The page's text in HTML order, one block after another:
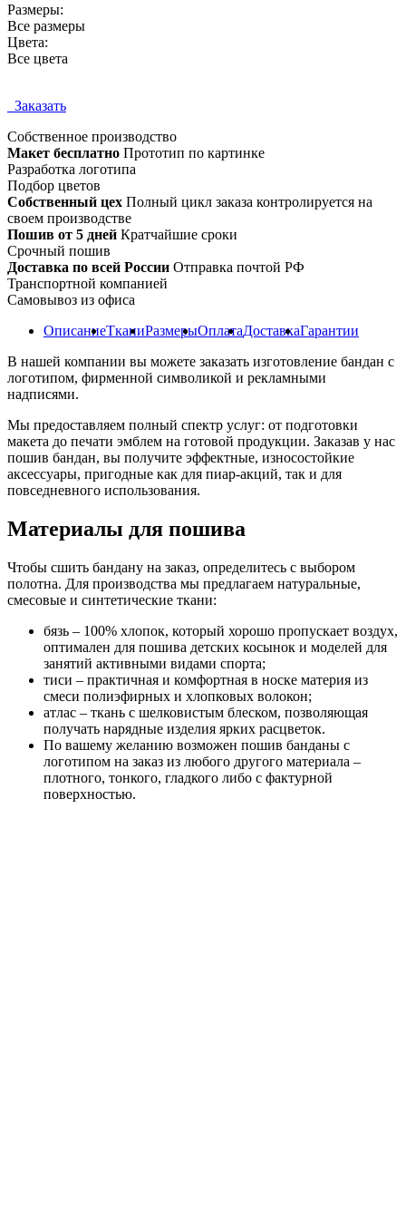
Размеры:
Все размеры
Цвета:
Все цвета
Заказать
Собственное производство
Макет бесплатно Прототип по картинке
Разработка логотипа
Подбор цветов
Собственный цех Полный цикл заказа контролируется на
своем производстве
Пошив от 5 дней Кратчайшие сроки
Срочный пошив
Доставка по всей России Отправка почтой РФ
Транспортной компанией
Самовывоз из офиса
ОписаниеТканиРазмерыОплатаДоставкаГарантии
В нашей компании вы можете заказать изготовление бандан с
логотипом, фирменной символикой и рекламными
надписями.
Мы предоставляем полный спектр услуг: от подготовки
макета до печати эмблем на готовой продукции. Заказав у нас
пошив бандан, вы получите эффектные, износостойкие
аксессуары, пригодные как для пиар-акций, так и для
повседневного использования.
Материалы для пошива
Чтобы сшить бандану на заказ, определитесь с выбором
полотна. Для производства мы предлагаем натуральные,
смесовые и синтетические ткани:
бязь – 100% хлопок, который хорошо пропускает воздух,
оптимален для пошива детских косынок и моделей для
занятий активными видами спорта;
тиси – практичная и комфортная в носке материя из
смеси полиэфирных и хлопковых волокон;
атлас – ткань с шелковистым блеском, позволяющая
получать нарядные изделия ярких расцветок.
По вашему желанию возможен пошив банданы с
логотипом на заказ из любого другого материала –
плотного, тонкого, гладкого либо с фактурной
поверхностью.